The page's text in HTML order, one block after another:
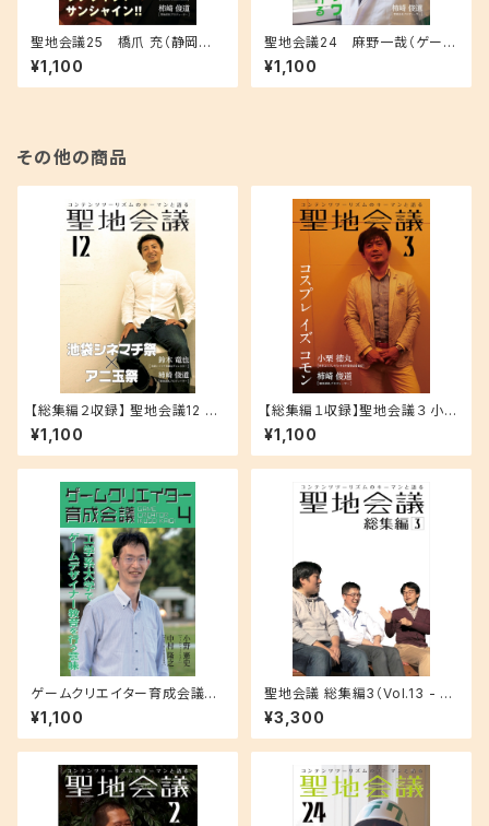
聖地会議25 橋爪 充（静岡新
聞 東部総局 副部長）「静岡新聞
記者が見つめた ラブライブ！サ
ンシャイン!!」
¥1,100
聖地会議24 麻野一哉（ゲーム
クリエイター）「テクテクテクテ
ク 位置情報ゲームにおける安
心と楽しさ」
¥1,100
その他の商品
【総集編２収録】 聖地会議12 鈴
木竜也 池袋シネマチ祭総合デ
ィレクター「池袋シネマチ祭☓ア
ニ玉祭」
¥1,100
【総集編１収録】聖地会議３ 小栗
徳丸（世界コスプレサミット実行
委員会委員長）「コスプレ イズ
コモン」
¥1,100
ゲームクリエイター育成会議
４ 中村隆之（神奈川工科大学
情報メディア学科特任准教授）
工学系大学でゲームデザイナー
¥1,100
聖地会議 総集編3（Vol.13 - 18
収録）
¥3,300